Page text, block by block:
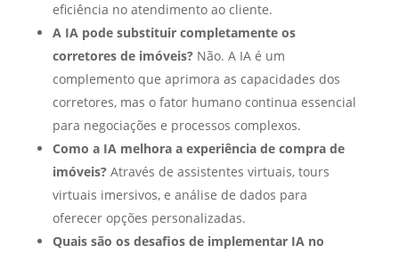
eficiência no atendimento ao cliente.
A IA pode substituir completamente os
corretores de imóveis?Não. A IA é um
complemento que aprimora as capacidades dos
corretores, mas o fator humano continua essencial
para negociações e processos complexos.
Como a IA melhora a experiência de compra de
imóveis?Através de assistentes virtuais, tours
virtuais imersivos, e análise de dados para
oferecer opções personalizadas.
Quais são os desafios de implementar IA no